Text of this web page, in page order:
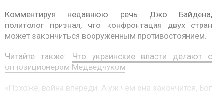
Комментируя недавнюю речь Джо Байдена,
политолог признал, что конфронтация двух стран
может закончиться вооруженным противостоянием.
Читайте также: Что украинские власти делают с
оппозиционером Медведчуком
«Похоже, война впереди. А уж чем она закончится, Бог